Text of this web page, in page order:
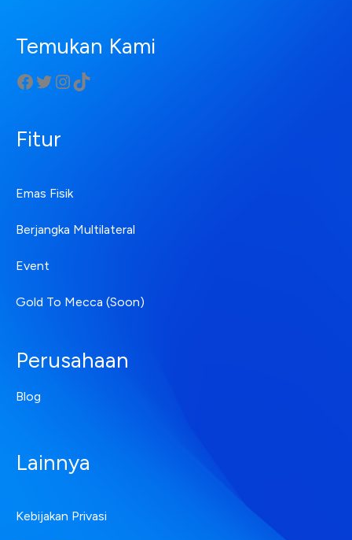
Temukan Kami
Fitur
Emas Fisik
Berjangka Multilateral
Event
Gold To Mecca (Soon)
Perusahaan
Blog
Lainnya
Kebijakan Privasi